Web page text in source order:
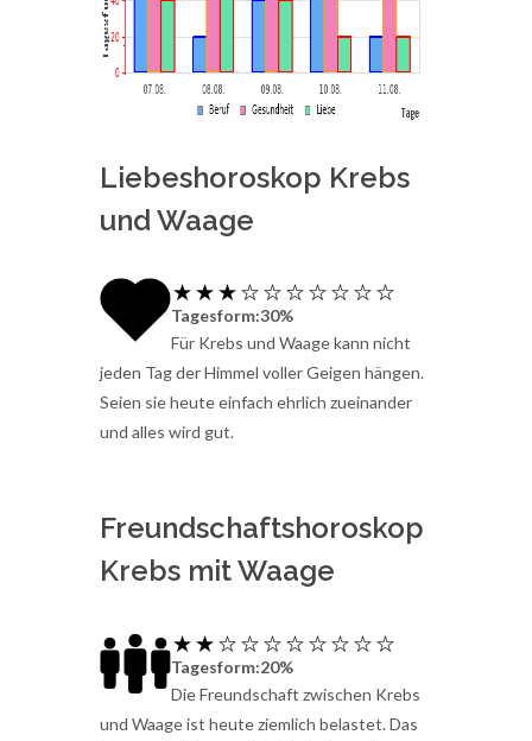
Liebeshoroskop Krebs
und Waage
Tagesform:30%
Für Krebs und Waage kann nicht
jeden Tag der Himmel voller Geigen hängen.
Seien sie heute einfach ehrlich zueinander
und alles wird gut.
Freundschaftshoroskop
Krebs mit Waage
Tagesform:20%
Die Freundschaft zwischen Krebs
und Waage ist heute ziemlich belastet. Das